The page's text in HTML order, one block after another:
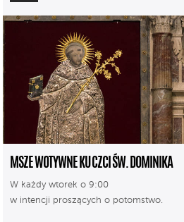
MSZE WOTYWNE KU CZCI ŚW. DOMINIKA
W każdy wtorek o 9:00
w intencji proszących o potomstwo.